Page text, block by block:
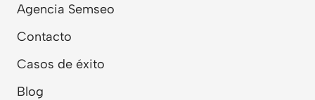
Agencia Semseo
Contacto
Casos de éxito
Blog